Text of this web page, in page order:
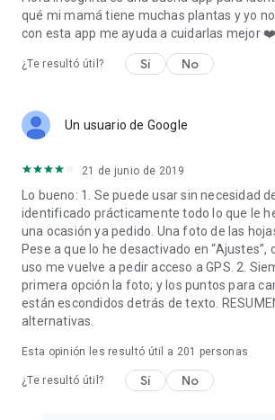
Biodiversidad de la ONU" y ganó el Premio
Turingia en 2020.
qué mi mamá tiene muchas plantas y yo
con esta app me ayuda a cuidarlas mejor
¿Te resultó útil? Sí No
Un usuario de Google
21 de junio de 2019
Lo bueno: 1. Se puede usar sin necesidad
identificado prácticamente todo lo que le
una ocasión ya pedido. Una foto de las
Pese a que lo he desactivado en “Ajustes”,
uso me vuelve a pedir acceso a GPS. 2.
primera opción la foto; y los puntos para
están escondidos detrás de texto.
alternativas.
Esta opinión les resultó útil a 201 personas
¿Te resultó útil? Sí No